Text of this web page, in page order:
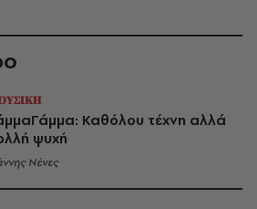
Καθόλου τέχνη αλλά
ψυχή
Νένες